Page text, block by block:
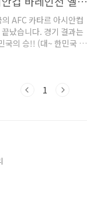
AFC 카타르 아시안컵
났습니다. 경기 결과는
국의 승!! (대~ 한민국 짝
돌이 이강인 선수가 후반
어 승리에 큰 기여를 했
경기 결과 전만 38분 황
에서 첫승을 거두며 1승
다. │ 옐로카드(경고)
표팀....
1